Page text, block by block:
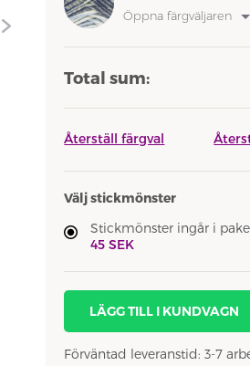
Öppna färgväljaren
Total sum:
Återställ färgval
Välj stickmönster
Stickmönster ingår i
45 SEK
LÄGG TILL I KUNDVAGN
Förväntad leveranstid: 3-7